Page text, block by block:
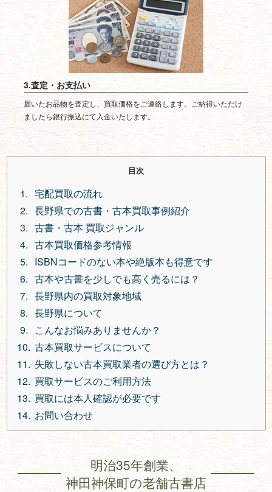
3.査定・お支払い
届いたお品物を査定し、買取価格をご連絡します。ご納得いただけ
ましたら銀行振込にて入金いたします。
目次
宅配買取の流れ
長野県での古書・古本買取事例紹介
古書・古本 買取ジャンル
古本買取価格参考情報
ISBNコードのない本や絶版本も得意です
古本や古書を少しでも高く売るには？
長野県内の買取対象地域
長野県について
こんなお悩みありませんか？
古本買取サービスについて
失敗しない古本買取業者の選び方とは？
買取サービスのご利用方法
買取には本人確認が必要です
お問い合わせ
明治35年創業、
神田神保町の老舗古書店